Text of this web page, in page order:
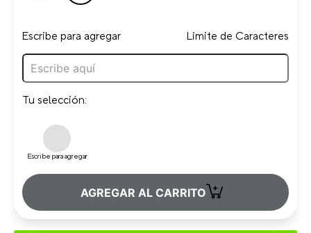
Escribe para agregar Limite de Caracteres
Tu selección:
Escribe para agregar
AGREGAR AL CARRITO +